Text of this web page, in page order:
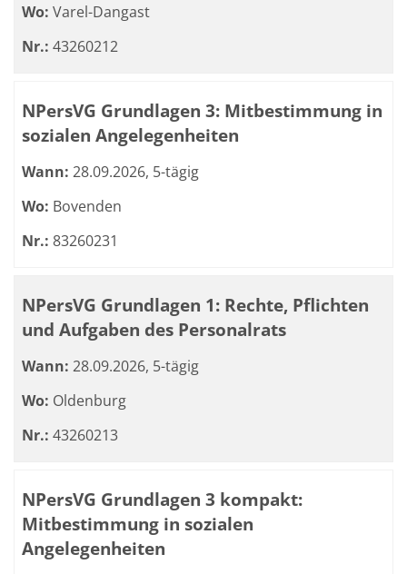
Wo: Varel-Dangast
Nr.: 43260212
NPersVG Grundlagen 3: Mitbestimmung in
sozialen Angelegenheiten
Wann: 28.09.2026, 5-tägig
Wo: Bovenden
Nr.: 83260231
NPersVG Grundlagen 1: Rechte, Pflichten
und Aufgaben des Personalrats
Wann: 28.09.2026, 5-tägig
Wo: Oldenburg
Nr.: 43260213
NPersVG Grundlagen 3 kompakt:
Mitbestimmung in sozialen
Angelegenheiten